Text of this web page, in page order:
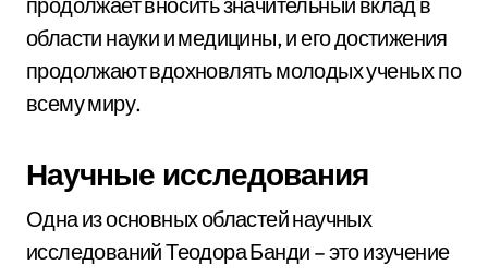
области науки и медицины, и его достижения
продолжают вдохновлять молодых ученых по
всему миру.
Научные исследования
Одна из основных областей научных
исследований Теодора Банди – это изучение